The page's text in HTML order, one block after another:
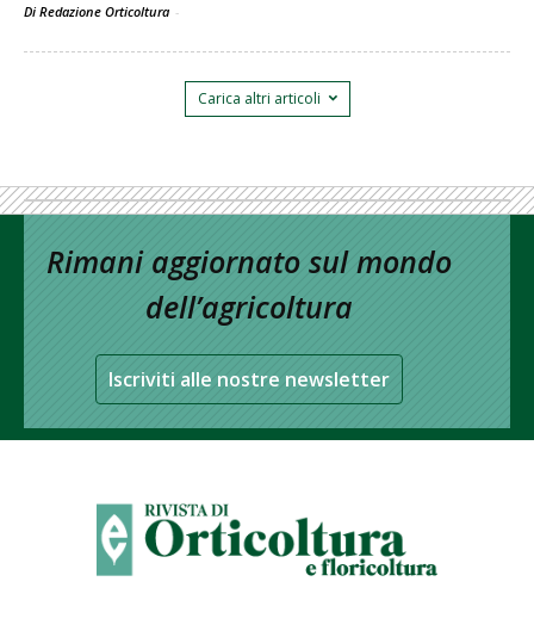
Di Redazione Orticoltura -
Carica altri articoli
Rimani aggiornato sul mondo
dell’agricoltura
Iscriviti alle nostre newsletter